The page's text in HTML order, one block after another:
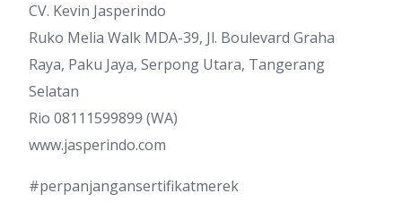
CV. Kevin Jasperindo
Ruko Melia Walk MDA-39, Jl. Boulevard Graha
Raya, Paku Jaya, Serpong Utara, Tangerang
Selatan
Rio 08111599899 (WA)
www.jasperindo.com
#perpanjangansertifikatmerek